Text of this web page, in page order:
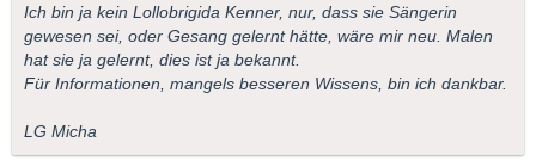
Ich bin ja kein Lollobrigida Kenner, nur, dass sie Sängerin
gewesen sei, oder Gesang gelernt hätte, wäre mir neu. Malen
hat sie ja gelernt, dies ist ja bekannt.
Für Informationen, mangels besseren Wissens, bin ich dankbar.
LG Micha